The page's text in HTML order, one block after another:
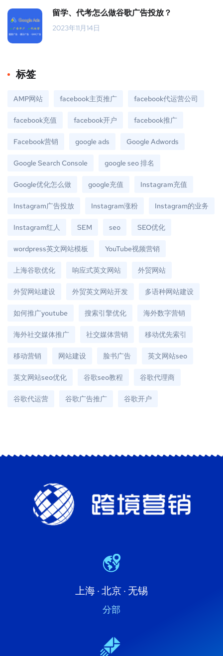
留学、代考怎么做谷歌广告投放？
2023年11月14日
标签
AMP网站 facebook主页推广 facebook代运营公司
facebook充值 facebook开户 facebook推广
Facebook营销 google ads Google Adwords
Google Search Console google seo 排名
Google优化怎么做 google充值 Instagram充值
Instagram广告投放 Instagram涨粉 Instagram的业务
Instagram红人 SEM seo SEO优化
wordpress英文网站模板 YouTube视频营销
上海谷歌优化 响应式英文网站 外贸网站
外贸网站建设 外贸英文网站开发 多语种网站建设
如何推广youtube 搜索引擎优化 海外数字营销
海外社交媒体推广 社交媒体营销 移动优先索引
移动营销 网站建设 脸书广告 英文网站seo
英文网站seo优化 谷歌seo教程 谷歌代理商
谷歌代运营 谷歌广告推广 谷歌开户
上海 · 北京 · 无锡
分部